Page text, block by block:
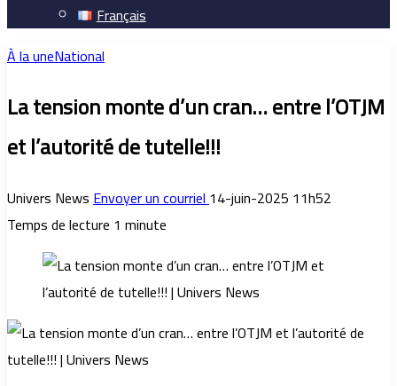
Français
À la uneNational
La tension monte d’un cran… entre l’OTJM
et l’autorité de tutelle!!!
Univers NewsEnvoyer un courriel14-juin-2025 11h52
Temps de lecture 1 minute